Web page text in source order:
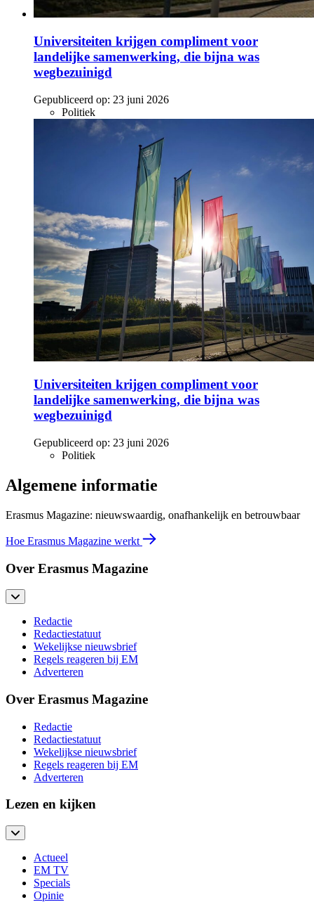
Universiteiten krijgen compliment voor
landelijke samenwerking, die bijna was
wegbezuinigd
Gepubliceerd op: 23 juni 2026
Politiek
Universiteiten krijgen compliment voor
landelijke samenwerking, die bijna was
wegbezuinigd
Gepubliceerd op: 23 juni 2026
Politiek
Algemene informatie
Erasmus Magazine: nieuwswaardig, onafhankelijk en betrouwbaar
Hoe Erasmus Magazine werkt
Over Erasmus Magazine
Redactie
Redactiestatuut
Wekelijkse nieuwsbrief
Regels reageren bij EM
Adverteren
Over Erasmus Magazine
Redactie
Redactiestatuut
Wekelijkse nieuwsbrief
Regels reageren bij EM
Adverteren
Lezen en kijken
Actueel
EM TV
Specials
Opinie